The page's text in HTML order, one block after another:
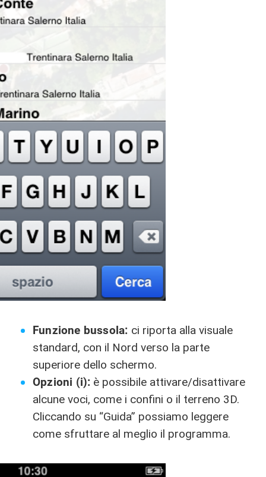
Funzione bussola: ci riporta alla visuale
standard, con il Nord verso la parte
superiore dello schermo.
Opzioni (i): è possibile attivare/disattivare
alcune voci, come i confini o il terreno 3D.
Cliccando su “Guida” possiamo leggere
come sfruttare al meglio il programma.